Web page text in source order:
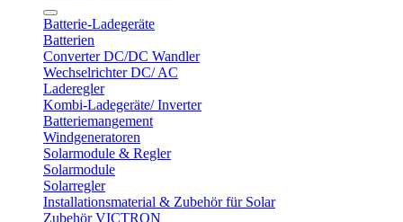
Batterie-Ladegeräte
Batterien
Converter DC/DC Wandler
Wechselrichter DC/ AC
Laderegler
Kombi-Ladegeräte/ Inverter
Batteriemangement
Windgeneratoren
Solarmodule & Regler
Solarmodule
Solarregler
Installationsmaterial & Zubehör für Solar
Zubehör VICTRON